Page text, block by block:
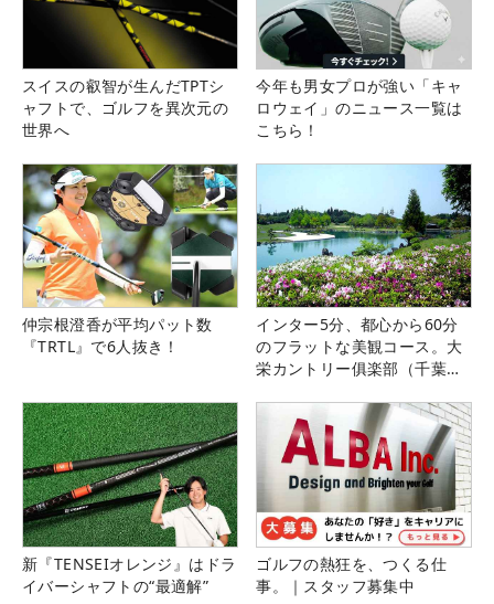
スイスの叡智が生んだTPTシ
ャフトで、ゴルフを異次元の
世界へ
今年も男女プロが強い「キャ
ロウェイ」のニュース一覧は
こちら！
仲宗根澄香が平均パット数
『TRTL』で6人抜き！
インター5分、都心から60分
のフラットな美観コース。大
栄カントリー俱楽部（千葉
新『TENSEIオレンジ』はドラ
イバーシャフトの“最適解”
ゴルフの熱狂を、つくる仕
事。｜スタッフ募集中